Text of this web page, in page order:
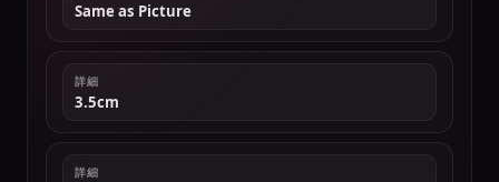
Same as Picture
詳細
3.5cm
詳細